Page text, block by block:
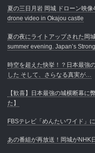
夏の三日月岩 岡城 ドローン映
drone video in Okajou castle
夏の夜にライトアップされた岡
summer evening. Japan’s
時空を超えた快挙！？日本最強
した そして、さらなる真実が…
【歓喜】日本最強の城横断幕
た】
FBSテレビ「めんたいワイド」
あの番組が再放送！岡城がNHK